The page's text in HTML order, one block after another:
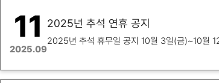
11
2025.09
2025년 추석 연휴 공지